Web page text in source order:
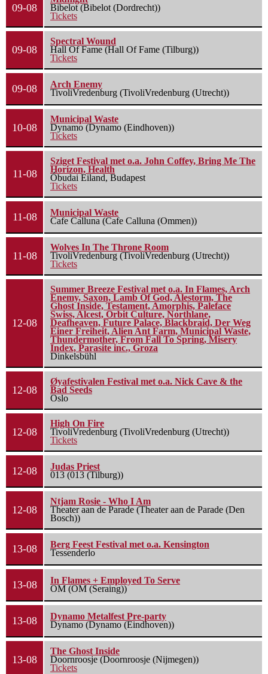
09-08
Bibelot (Bibelot (Dordrecht))
Tickets
09-08
Spectral Wound
Hall Of Fame (Hall Of Fame (Tilburg))
Tickets
09-08
Arch Enemy
TivoliVredenburg (TivoliVredenburg (Utrecht))
10-08
Municipal Waste
Dynamo (Dynamo (Eindhoven))
Tickets
11-08
Sziget Festival met o.a. John Coffey, Bring Me The
Horizon, Health
Óbudai Eiland, Budapest
Tickets
11-08
Municipal Waste
Cafe Calluna (Cafe Calluna (Ommen))
11-08
Wolves In The Throne Room
TivoliVredenburg (TivoliVredenburg (Utrecht))
Tickets
12-08
Summer Breeze Festival met o.a. In Flames, Arch
Enemy, Saxon, Lamb Of God, Alestorm, The
Ghost Inside, Testament, Amorphis, Paleface
Swiss, Alcest, Orbit Culture, Northlane,
Deafheaven, Future Palace, Blackbraid, Der Weg
Einer Freiheit, Alien Ant Farm, Municipal Waste,
Thundermother, From Fall To Spring, Misery
Index, Parasite inc., Groza
Dinkelsbühl
12-08
Øyafestivalen Festival met o.a. Nick Cave & the
Bad Seeds
Oslo
12-08
High On Fire
TivoliVredenburg (TivoliVredenburg (Utrecht))
Tickets
12-08
Judas Priest
013 (013 (Tilburg))
12-08
Ntjam Rosie - Who I Am
Theater aan de Parade (Theater aan de Parade (Den
Bosch))
13-08
Berg Feest Festival met o.a. Kensington
Tessenderlo
13-08
In Flames + Employed To Serve
OM (OM (Seraing))
13-08
Dynamo Metalfest Pre-party
Dynamo (Dynamo (Eindhoven))
13-08
The Ghost Inside
Doornroosje (Doornroosje (Nijmegen))
Tickets